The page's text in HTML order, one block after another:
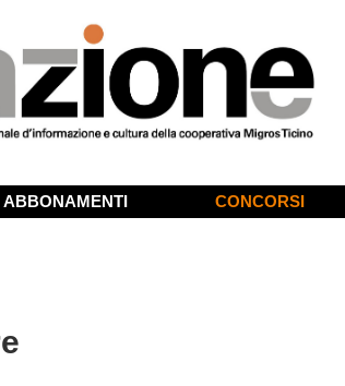
ABBONAMENTI CONCORSI